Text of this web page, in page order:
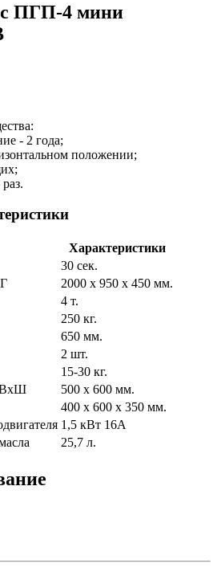
ПГП-4 мини
- 2 года;
положении;
Характеристики
30 сек.
2000 х 950 х 450 мм.
4 т.
250 кг.
650 мм.
2 шт.
15-30 кг.
ВхШ
500 х 600 мм.
400 х 600 х 350 мм.
1,5 кВт 16А
25,7 л.